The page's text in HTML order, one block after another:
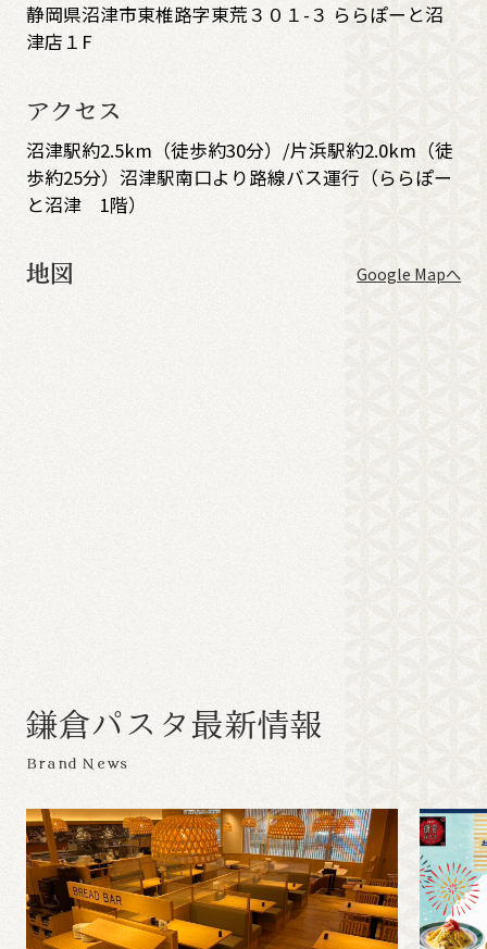
静岡県沼津市東椎路字東荒３０１-３ ららぽーと沼
津店１F
アクセス
沼津駅約2.5km（徒歩約30分）/片浜駅約2.0km（徒
歩約25分）沼津駅南口より路線バス運行（ららぽー
と沼津 1階）
地図 Google Mapへ
鎌倉パ ス タ最新情報
Brand News